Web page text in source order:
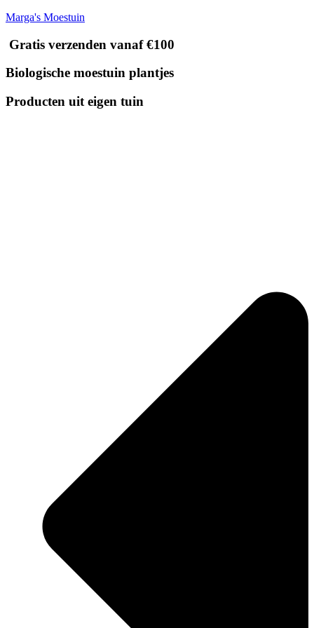
Marga's Moestuin
Gratis verzenden vanaf €100
Biologische moestuin plantjes
Producten uit eigen tuin